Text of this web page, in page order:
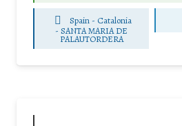
Spain - Catalonia
-SANTA MARIA DE
PALAUTORDERA